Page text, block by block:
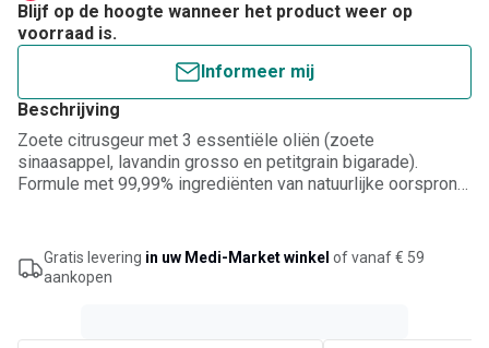
Blijf op de hoogte wanneer het product weer op
voorraad is.
Informeer mij
Beschrijving
Zoete citrusgeur met 3 essentiële oliën (zoete
sinaasappel, lavandin grosso en petitgrain bigarade).
Formule met 99,99% ingrediënten van natuurlijke oorsprong.
Gratis levering in uw Medi-Market winkel of vanaf € 59
aankopen